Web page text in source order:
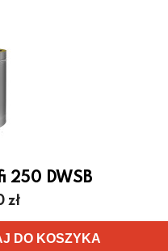
250 DWSB
zł
DO KOSZYKA